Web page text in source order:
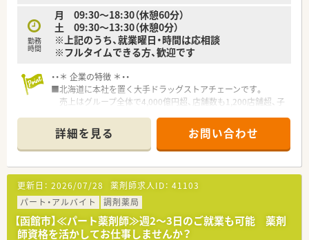
勤務
時間
月 09:30～18:30（休憩60分）
土 09:30～13:30（休憩0分）
※上記のうち、就業曜日・時間は応相談
※フルタイムできる方、歓迎です
・・＊ 企業の特徴 ＊・・
■北海道に本社を置く大手ドラッグストアチェーンです。
売上はグループ全体で4,000億円超、店舗数も1,200店舗超、子
企業で、福利厚生は業界内でもトップクラスの水準です。
■お客様にとって一番身近なトータルヘルスケアステーション
を目指しています。
■育児時短制度の利用者は200名以上！社員のプライベートを支
える制度が整っています。
■多彩な教育システム！
教育体制に関しては「新入社員研修」の他に基礎固めの「薬剤
師新入社員研修」等、様々な研修制度があります。
自宅学習が可能なe-ラーニング講座、本人のキャリアアップの
詳細を見る お問い合わせ
更新日： 2026/07/28 薬剤師求人ID： 41103
パート・アルバイト
調剤薬局
【函館市】≪パート薬剤師≫週2～3日のご就業も可能 薬剤
師資格を活かしてお仕事しませんか？